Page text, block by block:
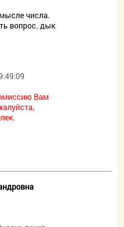
числа.
вопрос. дык
Вам